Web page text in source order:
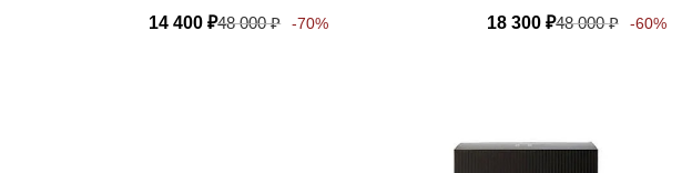
14 400₽48 000₽ -70% 18 300 ₽48 000₽ -60%